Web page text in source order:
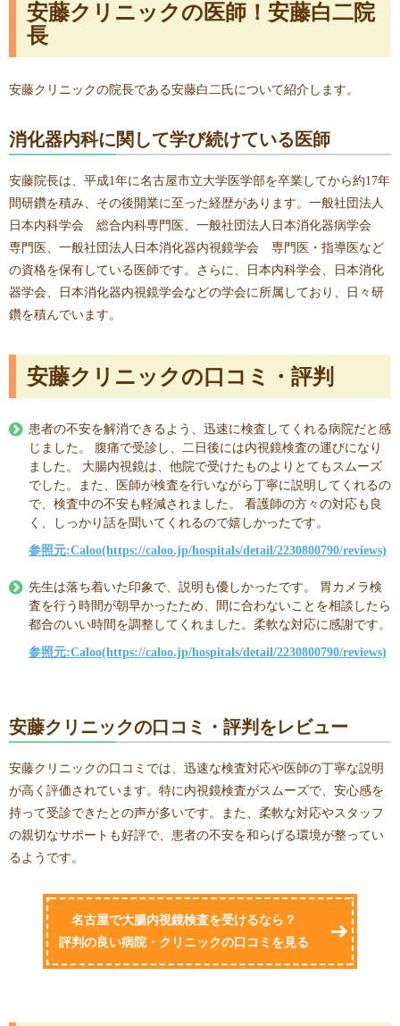
安藤クリニックの医師！安藤白二院
長
安藤クリニックの院長である安藤白二氏について紹介します。
消化器内科に関して学び続けている医師
安藤院長は、平成1年に名古屋市立大学医学部を卒業してから約17年
間研鑽を積み、その後開業に至った経歴があります。一般社団法人
日本内科学会 総合内科専門医、一般社団法人日本消化器病学会
専門医、一般社団法人日本消化器内視鏡学会 専門医・指導医など
の資格を保有している医師です。さらに、日本内科学会、日本消化
器学会、日本消化器内視鏡学会などの学会に所属しており、日々研
鑽を積んでいます。
安藤クリニックの口コミ・評判
患者の不安を解消できるよう、迅速に検査してくれる病院だと感
じました。 腹痛で受診し、二日後には内視鏡検査の運びになり
ました。 大腸内視鏡は、他院で受けたものよりとてもスムーズ
でした。また、医師が検査を行いながら丁寧に説明してくれるの
で、検査中の不安も軽減されました。 看護師の方々の対応も良
く、しっかり話を聞いてくれるので嬉しかったです。
参照元:Caloo(https://caloo.jp/hospitals/detail/2230800790/reviews)
先生は落ち着いた印象で、説明も優しかったです。 胃カメラ検
査を行う時間が朝早かったため、間に合わないことを相談したら
都合のいい時間を調整してくれました。柔軟な対応に感謝です。
参照元:Caloo(https://caloo.jp/hospitals/detail/2230800790/reviews)
安藤クリニックの口コミ・評判をレビュー
安藤クリニックの口コミでは、迅速な検査対応や医師の丁寧な説明
が高く評価されています。特に内視鏡検査がスムーズで、安心感を
持って受診できたとの声が多いです。また、柔軟な対応やスタッフ
の親切なサポートも好評で、患者の不安を和らげる環境が整ってい
るようです。
名古屋で大腸内視鏡検査を受けるなら？
評判の良い病院・クリニックの口コミを見る